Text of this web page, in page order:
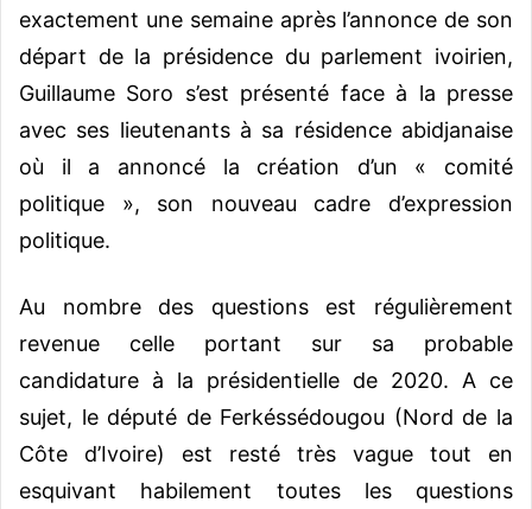
exactement une semaine après l’annonce de son
départ de la présidence du parlement ivoirien,
Guillaume Soro s’est présenté face à la presse
avec ses lieutenants à sa résidence abidjanaise
où il a annoncé la création d’un « comité
politique », son nouveau cadre d’expression
politique.
Au nombre des questions est régulièrement
revenue celle portant sur sa probable
candidature à la présidentielle de 2020. A ce
sujet, le député de Ferkéssédougou (Nord de la
Côte d’Ivoire) est resté très vague tout en
esquivant habilement toutes les questions